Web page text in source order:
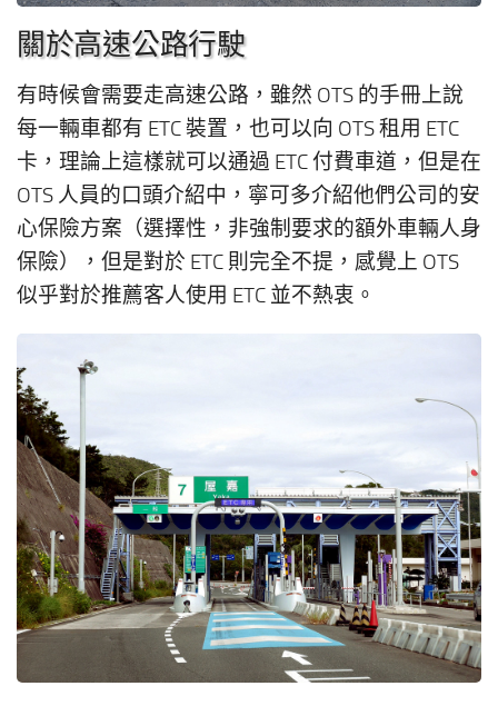
關於高速公路行駛
有時候會需要走高速公路，雖然 OTS 的手冊上說
每一輛車都有 ETC 裝置，也可以向 OTS 租用 ETC
卡，理論上這樣就可以通過 ETC 付費車道，但是在
OTS 人員的口頭介紹中，寧可多介紹他們公司的安
心保險方案（選擇性，非強制要求的額外車輛人身
保險），但是對於 ETC 則完全不提，感覺上 OTS
似乎對於推薦客人使用 ETC 並不熱衷。